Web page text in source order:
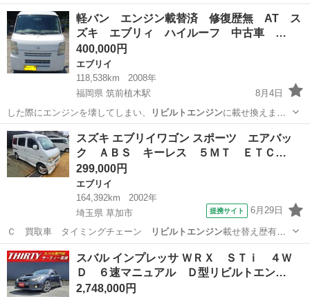
ホール(OH)の検…
愛媛 松山市 ジムニー
軽バン エンジン載替済 修復歴無 AT ス
ズキ エブリィ ハイルーフ 中古車 …
400,000円
エブリイ
118,538km
2008年
福岡県 筑前植木駅
8月4日
した際にエンジンを壊してしまい、
リビルトエンジンに載せ換えまし
た。 【シフト…
福岡 鞍手郡 筑前植木駅 エブリイ エンジン
スズキ エブリイワゴン スポーツ エアバッ
ク ＡＢＳ キーレス ５ＭＴ ＥＴＣ…
299,000円
エブリイ
164,392km
2002年
埼玉県 草加市
提携サイト 6月29日
Ｃ 買取車 タイミングチェーン リビルトエンジン載せ替え歴有。
■ 排気量： 6…
埼玉 草加市 エブリイ
スバル インプレッサ ＷＲＸ ＳＴｉ ４Ｗ
Ｄ ６速マニュアル Ｄ型リビルトエン…
2,748,000円